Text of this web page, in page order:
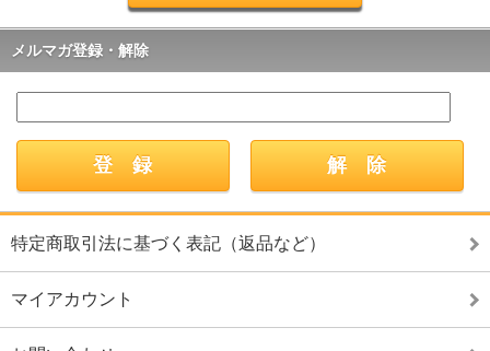
メルマガ登録・解除
特定商取引法に基づく表記（返品など）
マイアカウント